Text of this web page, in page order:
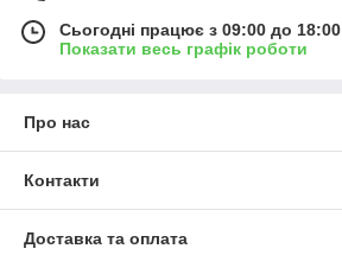
Сьогодні працює з 09:00 до 18:00
Показати весь графік роботи
Про нас
Контакти
Доставка та оплата